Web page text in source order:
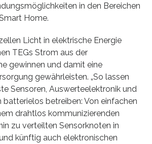
in den Bereichen
Home.
Licht in elektrische Energie
TEGs Strom aus der
gewinnen und damit eine
gewährleisten. „So lassen
Sensoren, Auswerteelektronik und
batterielos betreiben: Von einfachen
drahtlos kommunizierenden
zu verteilten Sensorknoten in
künftig auch elektronischen